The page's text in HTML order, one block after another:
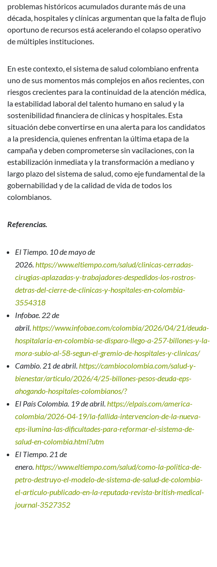
problemas históricos acumulados durante más de una
década, hospitales y clínicas argumentan que la falta de flujo
oportuno de recursos está acelerando el colapso operativo
de múltiples instituciones.
En este contexto, el sistema de salud colombiano enfrenta
uno de sus momentos más complejos en años recientes, con
riesgos crecientes para la continuidad de la atención médica,
la estabilidad laboral del talento humano en salud y la
sostenibilidad financiera de clínicas y hospitales. Esta
situación debe convertirse en una alerta para los candidatos
a la presidencia, quienes enfrentan la última etapa de la
campaña y deben comprometerse sin vacilaciones, con la
estabilización inmediata y la transformación a mediano y
largo plazo del sistema de salud, como eje fundamental de la
gobernabilidad y de la calidad de vida de todos los
colombianos.
Referencias.
El Tiempo. 10 de mayo de
2026. https://www.eltiempo.com/salud/clinicas-cerradas-
cirugias-aplazadas-y-trabajadores-despedidos-los-rostros-
detras-del-cierre-de-clinicas-y-hospitales-en-colombia-
3554318
Infobae. 22 de
abril. https://www.infobae.com/colombia/2026/04/21/deuda-
hospitalaria-en-colombia-se-disparo-llego-a-257-billones-y-la-
mora-subio-al-58-segun-el-gremio-de-hospitales-y-clinicas/
Cambio. 21 de abril. https://cambiocolombia.com/salud-y-
bienestar/articulo/2026/4/25-billones-pesos-deuda-eps-
ahogando-hospitales-colombianos/?
El País Colombia. 19 de abril. https://elpais.com/america-
colombia/2026-04-19/la-fallida-intervencion-de-la-nueva-
eps-ilumina-las-dificultades-para-reformar-el-sistema-de-
salud-en-colombia.html?utm
El Tiempo. 21 de
enero. https://www.eltiempo.com/salud/como-la-politica-de-
petro-destruyo-el-modelo-de-sistema-de-salud-de-colombia-
el-articulo-publicado-en-la-reputada-revista-british-medical-
journal-3527352